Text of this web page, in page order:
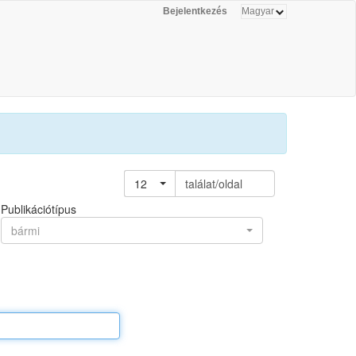
Bejelentkezés
12
találat/oldal
Publikációtípus
bármi